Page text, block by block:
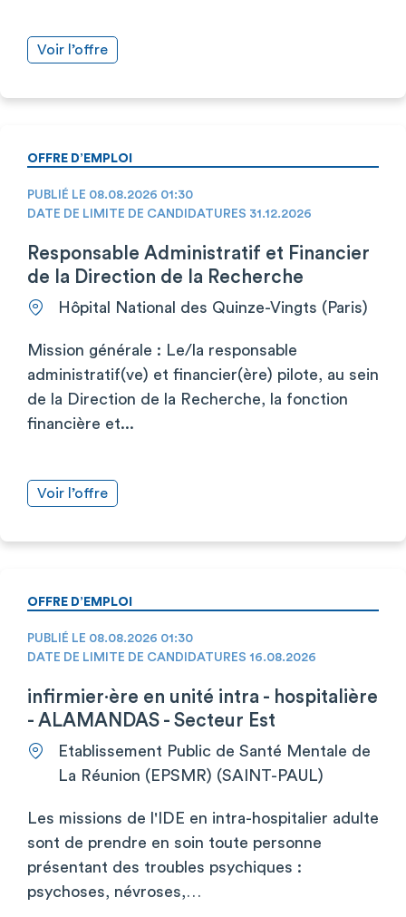
Voir l’offre
OFFRE D’EMPLOI
PUBLIÉ LE 08.08.2026 01:30
DATE DE LIMITE DE CANDIDATURES 31.12.2026
Responsable Administratif et Financier
de la Direction de la Recherche
Hôpital National des Quinze-Vingts (Paris)
Mission générale : Le/la responsable
administratif(ve) et financier(ère) pilote, au sein
de la Direction de la Recherche, la fonction
financière et...
Voir l’offre
OFFRE D’EMPLOI
PUBLIÉ LE 08.08.2026 01:30
DATE DE LIMITE DE CANDIDATURES 16.08.2026
infirmier·ère en unité intra - hospitalière
- ALAMANDAS - Secteur Est
Etablissement Public de Santé Mentale de
La Réunion (EPSMR) (SAINT-PAUL)
Les missions de l'IDE en intra-hospitalier adulte
sont de prendre en soin toute personne
présentant des troubles psychiques :
psychoses, névroses,…